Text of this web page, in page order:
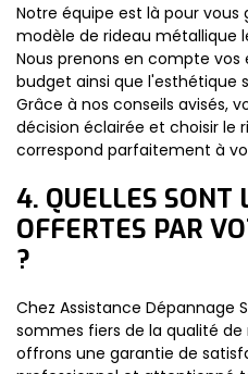
Notre équipe est là pour vous
modèle de rideau métallique
Nous prenons en compte
budget ainsi que l'esthétique
Grâce à nos conseils avisés,
décision éclairée et choisir le
correspond parfaitement à
4. QUELLES SONT
OFFERTES PAR
?
Chez Assistance Dépannage
sommes fiers de la qualité de
offrons une garantie de